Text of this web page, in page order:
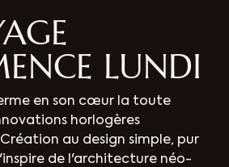
LUNDI
en son cœur la toute
horlogères
au design simple, pur
de l'architecture néo-